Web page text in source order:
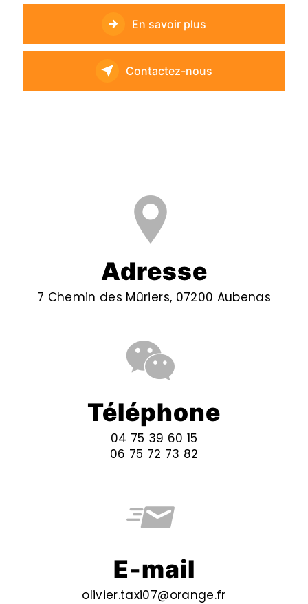
En savoir plus
Contactez-nous
Adresse
7 Chemin des Mûriers, 07200 Aubenas
Téléphone
04 75 39 60 15
06 75 72 73 82
E-mail
olivier.taxi07@orange.fr